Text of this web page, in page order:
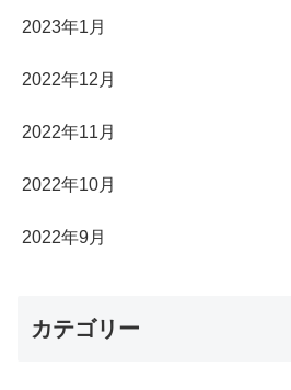
2023年1月
2022年12月
2022年11月
2022年10月
2022年9月
カテゴリー